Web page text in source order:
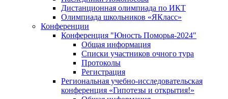
Дистанционная олимпиада по ИКТ
Олимпиада школьников «ЯКласс»
Конференции
Конференция "Юность Поморья-2024"
Общая информация
Списки участников очного тура
Протоколы
Регистрация
Региональная учебно-исследовательская
конференция «Гипотезы и открытия!»